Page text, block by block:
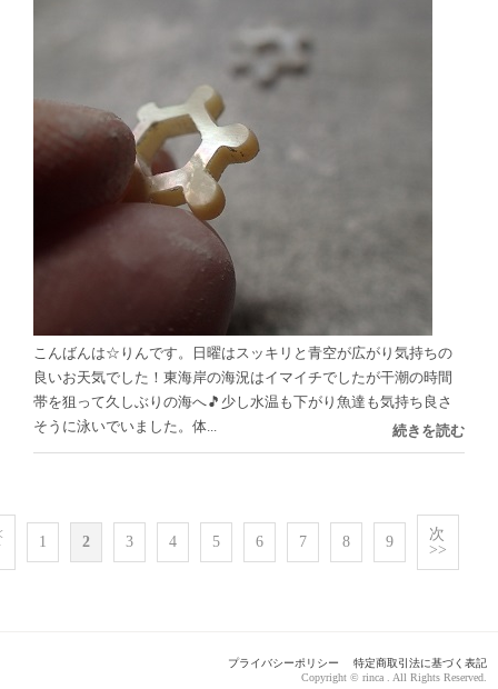
こんばんは☆りんです。日曜はスッキリと青空が広がり気持ちの
良いお天気でした！東海岸の海況はイマイチでしたが干潮の時間
帯を狙って久しぶりの海へ🎵少し水温も下がり魚達も気持ち良さ
そうに泳いでいました。体...
続きを読む
1 2 3 4 5 6 7 8 9
次
>>
プライバシーポリシー
特定商取引法に基づく表記
Copyright © rinca . All Rights Reserved.